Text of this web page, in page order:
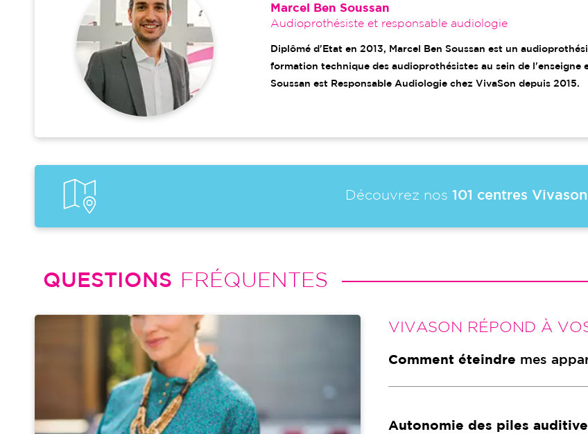
Marcel Ben Soussan
Audioprothésiste et responsable audiologie
Diplômé d'Etat en 2013, Marcel Ben Soussan est un
formation technique des audioprothésistes au sein de l'enseigne
Soussan est Responsable Audiologie chez VivaSon depuis 2015.
Découvrez nos 101 centres Vivason
QUESTIONS FRÉQUENTES
VIVASON RÉPOND À
Comment éteindre mes
Autonomie des piles